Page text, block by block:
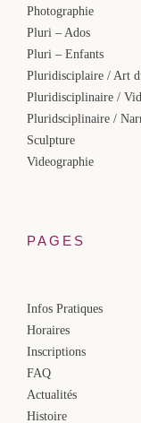
Photographie
Pluri – Ados
Pluri – Enfants
Pluridisciplaire / Art
Pluridisciplinaire /
Pluridsciplinaire /
Sculpture
Videographie
PAGES
Infos Pratiques
Horaires
Inscriptions
FAQ
Actualités
Histoire